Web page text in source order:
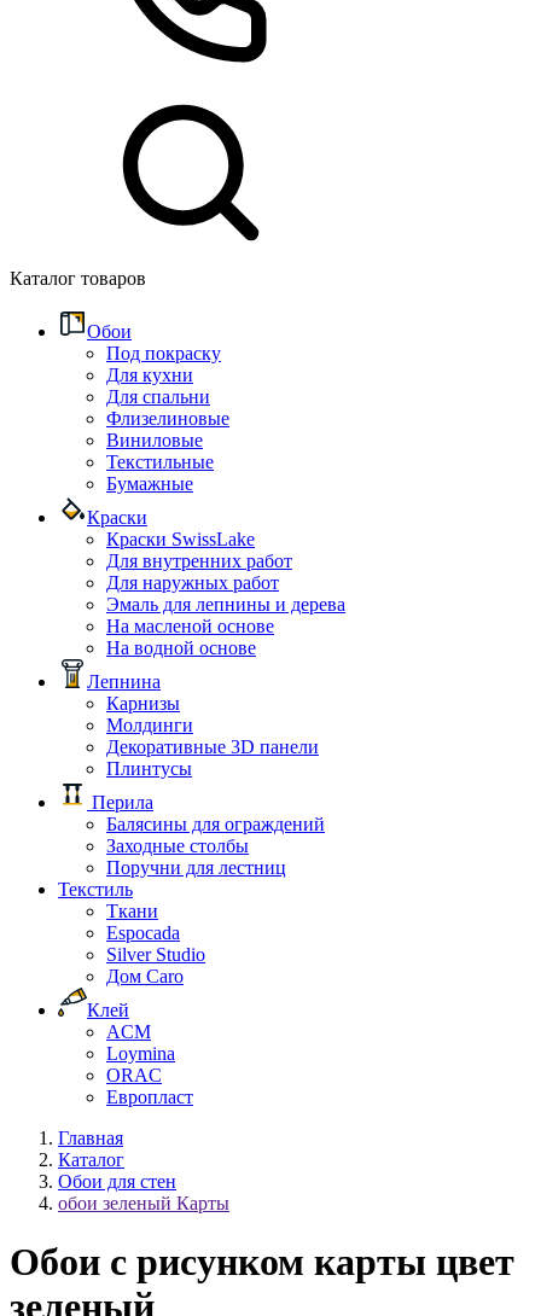
Каталог товаров
Обои
Под покраску
Для кухни
Для спальни
Флизелиновые
Виниловые
Текстильные
Бумажные
Краски
Краски SwissLake
Для внутренних работ
Для наружных работ
Эмаль для лепнины и дерева
На масленой основе
На водной основе
Лепнина
Карнизы
Молдинги
Декоративные 3D панели
Плинтусы
Перила
Балясины для ограждений
Заходные столбы
Поручни для лестниц
Текстиль
Ткани
Espocada
Silver Studio
Дом Caro
Клей
ACM
Loymina
ORAC
Европласт
Главная
Каталог
Обои для стен
обои зеленый Карты
Обои с рисунком карты цвет
зеленый